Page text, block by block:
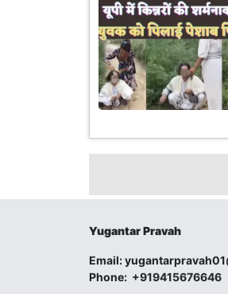
Yugantar Pravah
Email:
Phone: +919415676646